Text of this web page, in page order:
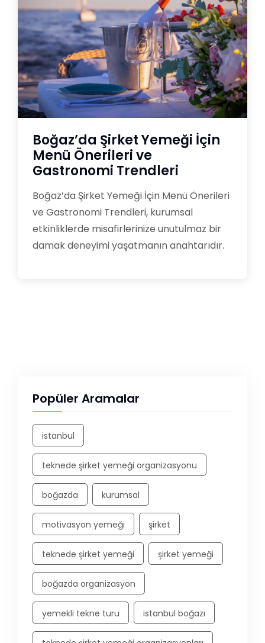
Boğaz’da Şirket Yemeği İçin
Menü Önerileri ve
Gastronomi Trendleri
Boğaz’da Şirket Yemeği İçin Menü Önerileri
ve Gastronomi Trendleri, kurumsal
etkinliklerde misafirlerinize unutulmaz bir
damak deneyimi yaşatmanın anahtarıdır.
Popüler Aramalar
istanbul
teknede şirket yemeği organizasyonu
boğazda kurumsal
motivasyon yemeği şirket
teknede şirket yemeği şirket yemeği
boğazda organizasyon
yemekli tekne turu istanbul boğazı